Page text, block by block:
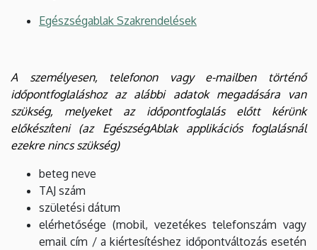
Egészségablak Szakrendelések
A személyesen, telefonon vagy e-mailben történő
időpontfoglaláshoz az alábbi adatok megadására van
szükség, melyeket az időpontfoglalás előtt kérünk
előkészíteni (az EgészségAblak applikációs foglalásnál
ezekre nincs szükség)
beteg neve
TAJ szám
születési dátum
elérhetősége (mobil, vezetékes telefonszám vagy
email cím / a kiértesítéshez időpontváltozás esetén